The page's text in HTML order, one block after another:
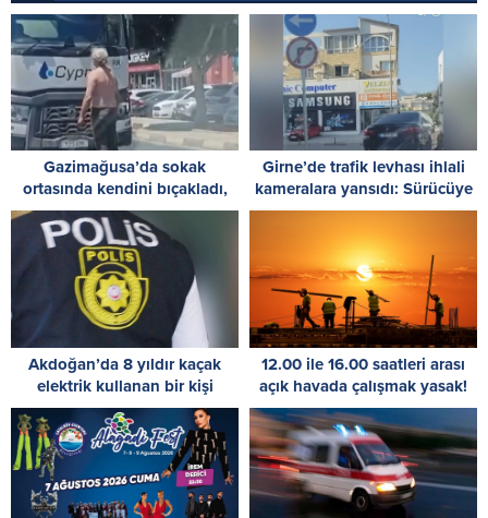
Gazimağusa’da sokak
ortasında kendini bıçakladı,
çevreye rahatsızlık verdi
Girne’de trafik levhası ihlali
kameralara yansıdı: Sürücüye
7 bin TL ceza
Akdoğan’da 8 yıldır kaçak
elektrik kullanan bir kişi
tutuklandı
12.00 ile 16.00 saatleri arası
açık havada çalışmak yasak!